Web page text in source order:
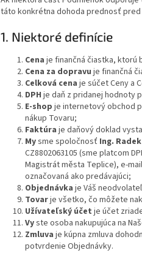
táto konkrétna dohoda prednosť
1. Niektoré definície
Cena je finančná čiastka, ktorú
Cena za dopravu je finančná
Celková cena je súčet Ceny a
DPH je daň z pridanej hodnoty
E-shop je internetový obchod
nákup Tovaru;
Faktúra je daňový doklad
Mysme spoločnosť Ing.
CZ8802063105 (sme platcom
Magistrát města Teplice), e-
označovaná ako predávajúci;
Objednávka je Váš
Tovarje všetko, čo môžete
Užívateľský účet je účet
Vyste osoba nakupujúca na
Zmluva je kúpna zmluva
potvrdenie Objednávky.